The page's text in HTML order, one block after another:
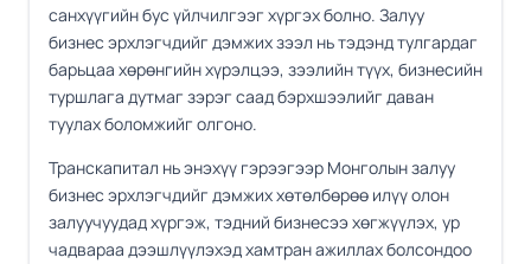
санхүүгийн бус үйлчилгээг хүргэх болно. Залуу
бизнес эрхлэгчдийг дэмжих зээл нь тэдэнд тулгардаг
барьцаа хөрөнгийн хүрэлцээ, зээлийн түүх, бизнесийн
туршлага дутмаг зэрэг саад бэрхшээлийг даван
туулах боломжийг олгоно.
Транскапитал нь энэхүү гэрээгээр Монголын залуу
бизнес эрхлэгчдийг дэмжих хөтөлбөрөө илүү олон
залуучуудад хүргэж, тэдний бизнесээ хөгжүүлэх, ур
чадвараа дээшлүүлэхэд хамтран ажиллах болсондоо